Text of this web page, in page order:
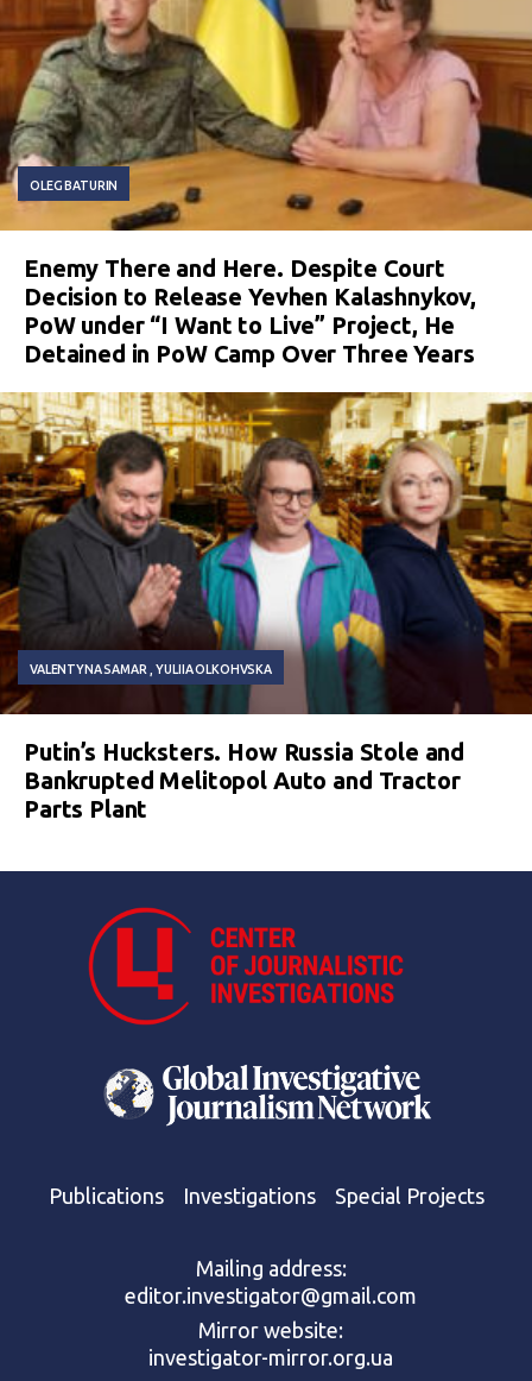
OLEG BATURIN
Enemy There and Here. Despite Court
Decision to Release Yevhen Kalashnykov,
PoW under “I Want to Live” Project, He
Detained in PoW Camp Over Three Years
VALENTYNA SAMAR YULIIA OLKOHVSKA
Putin’s Hucksters. How Russia Stole and
Bankrupted Melitopol Auto and Tractor
Parts Plant
Publications Investigations Special Projects
Mailing address:
editor.investigator@gmail.com
Mirror website:
investigator-mirror.org.ua